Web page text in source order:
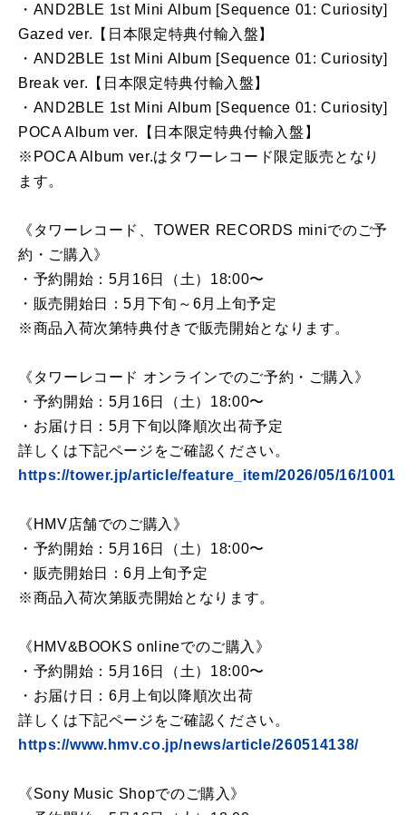
・AND2BLE 1st Mini Album [Sequence 01: Curiosity]
Gazed ver.【日本限定特典付輸入盤】
・AND2BLE 1st Mini Album [Sequence 01: Curiosity]
Break ver.【日本限定特典付輸入盤】
・AND2BLE 1st Mini Album [Sequence 01: Curiosity]
POCA Album ver.【日本限定特典付輸入盤】
※POCA Album ver.はタワーレコード限定販売となり
ます。
《タワーレコード、TOWER RECORDS miniでのご予
約・ご購入》
・予約開始：5月16日（土）18:00〜
・販売開始日：5月下旬～6月上旬予定
※商品入荷次第特典付きで販売開始となります。
《タワーレコード オンラインでのご予約・ご購入》
・予約開始：5月16日（土）18:00〜
・お届け日：5月下旬以降順次出荷予定
詳しくは下記ページをご確認ください。
https://tower.jp/article/feature_item/2026/05/16/1001
《HMV店舗でのご購入》
・予約開始：5月16日（土）18:00〜
・販売開始日：6月上旬予定
※商品入荷次第販売開始となります。
《HMV&BOOKS onlineでのご購入》
・予約開始：5月16日（土）18:00〜
・お届け日：6月上旬以降順次出荷
詳しくは下記ページをご確認ください。
https://www.hmv.co.jp/news/article/260514138/
《Sony Music Shopでのご購入》